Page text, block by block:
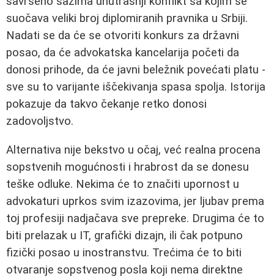
suočava veliki broj diplomiranih pravnika u Srbiji.
Nadati se da će se otvoriti konkurs za državni
posao, da će advokatska kancelarija početi da
donosi prihode, da će javni beležnik povećati platu -
sve su to varijante iščekivanja spasa spolja. Istorija
pokazuje da takvo čekanje retko donosi
zadovoljstvo.
Alternativa nije bekstvo u očaj, već realna procena
sopstvenih mogućnosti i hrabrost da se donesu
teške odluke. Nekima će to značiti upornost u
advokaturi uprkos svim izazovima, jer ljubav prema
toj profesiji nadjačava sve prepreke. Drugima će to
biti prelazak u IT, grafički dizajn, ili čak potpuno
fizički posao u inostranstvu. Trećima će to biti
otvaranje sopstvenog posla koji nema direktne